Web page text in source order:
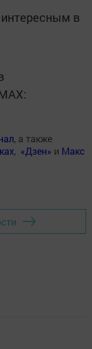
в
, а также
, «Дзен» и Макс